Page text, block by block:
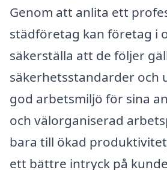
Genom att anlita ett
städföretag kan företag i
säkerställa att de följer
säkerhetsstandarder och
god arbetsmiljö för sina
och välorganiserad
bara till ökad
ett bättre intryck på